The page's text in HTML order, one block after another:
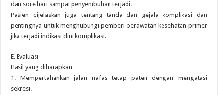
dan sore hari sampai penyembuhan terjadi.
Pasien dijelaskan juga tentang tanda dan gejala komplikasi dan
pentingnya untuk menghubungi pemberi perawatan kesehatan primer
jika terjadi indikasi dini komplikasi.
E. Evaluasi
Hasil yang diharapkan
1. Mempertahankan jalan nafas tetap paten dengan mengatasi
sekresi.